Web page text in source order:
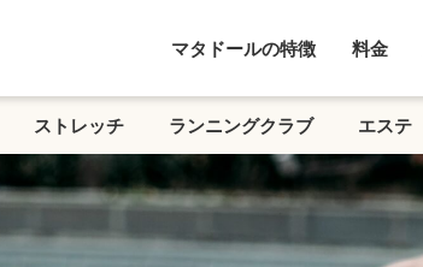
マタドールの特徴 料金
ストレッチ ランニングクラブ エステ